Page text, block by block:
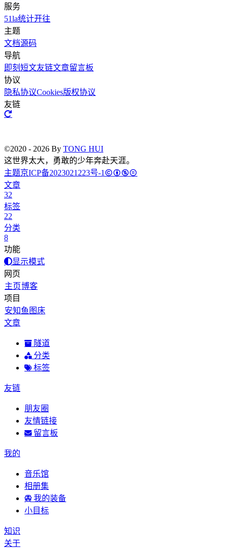
服务
51la统计开往
主题
文档源码
导航
即刻短文友链文章留言板
协议
隐私协议Cookies版权协议
友链
©2020 - 2026 By TONG HUI
这世界太大，勇敢的少年奔赴天涯。
主题京ICP备2023021223号-1
文章
32
标签
22
分类
8
功能
显示模式
网页
主页博客
项目
安知鱼图床
文章
隧道
分类
标签
友链
朋友圈
友情链接
留言板
我的
音乐馆
相册集
我的装备
小目标
知识
关于